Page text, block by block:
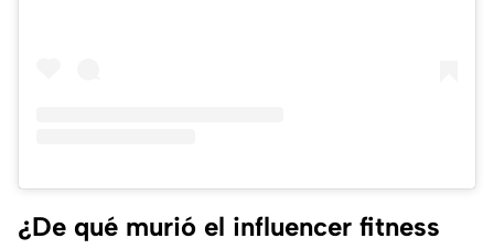
¿De qué murió el influencer fitness